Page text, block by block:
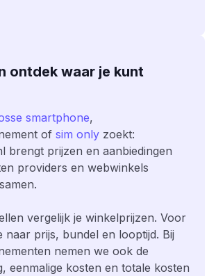
ontdek waar je kunt
smartphone,
of sim only zoekt:
brengt prijzen en aanbiedingen
providers en webwinkels
vergelijk je winkelprijzen. Voor
naar prijs, bundel en looptijd. Bij
nemen we ook de
eenmalige kosten en totale kosten